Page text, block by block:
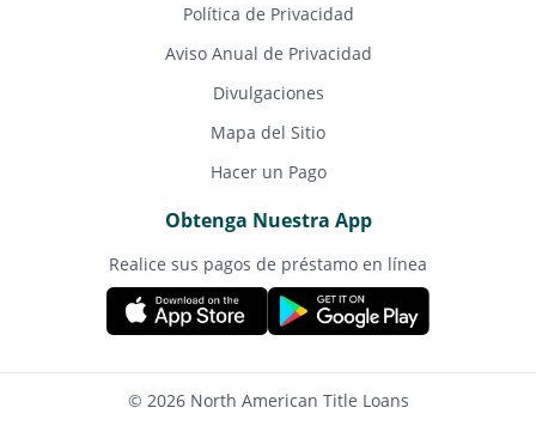
Política de Privacidad
Aviso Anual de Privacidad
Divulgaciones
Mapa del Sitio
Hacer un Pago
Obtenga Nuestra App
Realice sus pagos de préstamo en línea
© 2026 North American Title Loans